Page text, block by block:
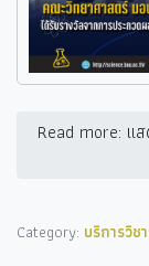
Read more: แ
Category: บริการวิช